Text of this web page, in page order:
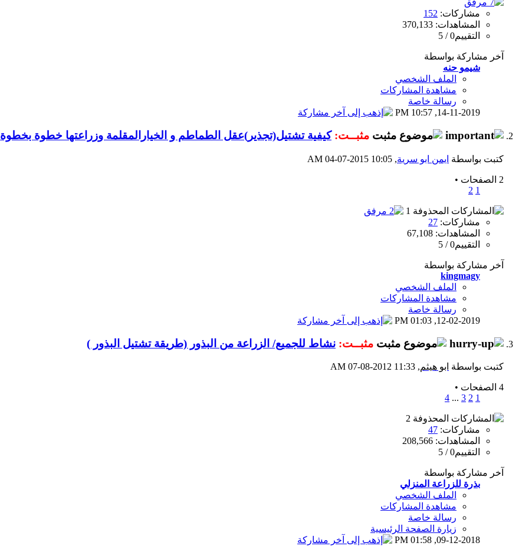
مشاركات: 152
المشاهدات: 370,133
التقييم0 / 5
آخر مشاركة بواسطة
شيمو حنه
الملف الشخصي
مشاهدة المشاركات
رسالة خاصة
14-11-2019,
10:57 PM
مثبــت: كيفية تشتيل(تجذير)عقل الطماطم و الخيارالمقلمة وزراعتها خطوة بخطوة
كتبت بواسطة ايمن ابو سرية‏, 04-07-2015 10:05 AM
2 الصفحات
•
1
2
مشاركات: 27
المشاهدات: 67,108
التقييم0 / 5
آخر مشاركة بواسطة
kingmagy
الملف الشخصي
مشاهدة المشاركات
رسالة خاصة
12-02-2019,
01:03 PM
مثبــت: نشاط للجميع/ الزراعة من البذور (طريقة تشتيل البذور )
كتبت بواسطة ابو هيثم‏, 07-08-2012 11:33 AM
4 الصفحات
•
1
2
3
...
4
مشاركات: 47
المشاهدات: 208,566
التقييم0 / 5
آخر مشاركة بواسطة
بذرة للزراعة المنزلي
الملف الشخصي
مشاهدة المشاركات
رسالة خاصة
زيارة الصفحة الرئيسية
09-12-2018,
01:58 PM